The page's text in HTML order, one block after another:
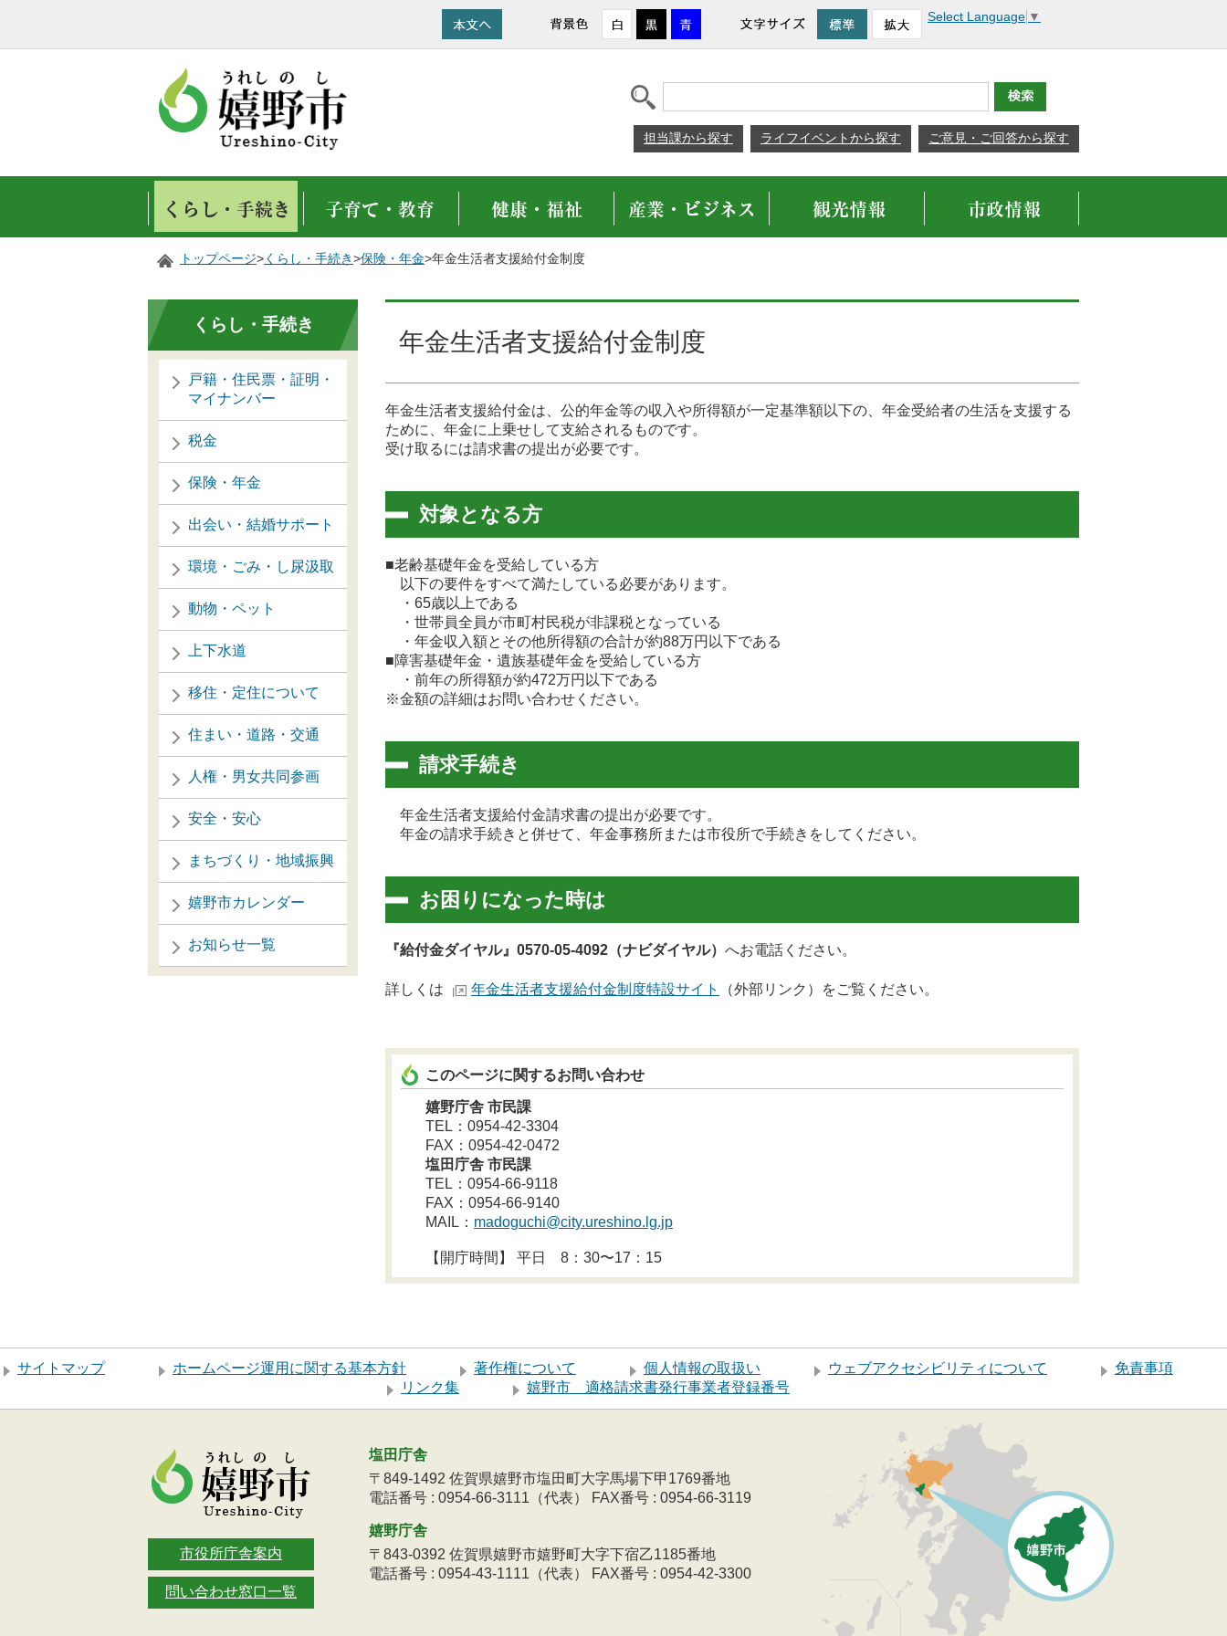
Select Language ▼
担当課から探す ライフイベントから探す ご意見・ご回答から探す
トップページ> くらし・手続き >保険・年金>年金生活者支援給付金制度
くらし・手続き
戸籍・住民票・証明・
マイナンバー
税金
保険・年金
出会い・結婚サポート
環境・ごみ・し尿汲取
動物・ペット
上下水道
移住・定住について
住まい・道路・交通
人権・男女共同参画
安全・安心
まちづくり・地域振興
嬉野市カレンダー
お知らせ一覧
年金生活者支援給付金制度
年金生活者支援給付金は、公的年金等の収入や所得額が一定基準額以下の、年金受給者の生活を支援する
ために、年金に上乗せして支給されるものです。
受け取るには請求書の提出が必要です。
対象となる方
■老齢基礎年金を受給している方
以下の要件をすべて満たしている必要があります。
・65歳以上である
・世帯員全員が市町村民税が非課税となっている
・年金収入額とその他所得額の合計が約88万円以下である
■障害基礎年金・遺族基礎年金を受給している方
・前年の所得額が約472万円以下である
※金額の詳細はお問い合わせください。
請求手続き
年金生活者支援給付金請求書の提出が必要です。
年金の請求手続きと併せて、年金事務所または市役所で手続きをしてください。
お困りになった時は
『給付金ダイヤル』0570-05-4092（ナビダイヤル） へお電話ください。
詳しくは 年金生活者支援給付金制度特設サイト （外部リンク）をご覧ください。
このページに関するお問い合わせ
嬉野庁舎 市民課
TEL：0954-42-3304
FAX：0954-42-0472
塩田庁舎 市民課
TEL：0954-66-9118
FAX：0954-66-9140
MAIL： madoguchi@city.ureshino.lg.jp
【開庁時間】 平日 8：30〜17：15
サイトマップ ホームページ運用に関する基本方針 著作権について 個人情報の取扱い ウェブアクセシビリティについて
免責事項
リンク集
嬉野市 適格請求書発行事業者登録番号
市役所庁舎案内
問い合わせ窓口一覧
塩田庁舎
〒849-1492 佐賀県嬉野市塩田町大字馬場下甲1769番地
電話番号 : 0954-66-3111（代表） FAX番号 : 0954-66-3119
嬉野庁舎
〒843-0392 佐賀県嬉野市嬉野町大字下宿乙1185番地
電話番号 : 0954-43-1111（代表） FAX番号 : 0954-42-3300